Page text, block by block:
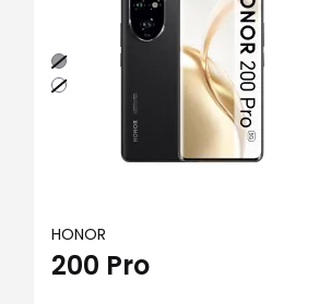
Noir
Blanc
HONOR
200 Pro